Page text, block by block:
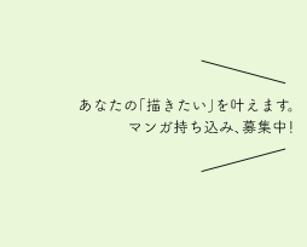
あなたの「描きたい」を
み、募集中！